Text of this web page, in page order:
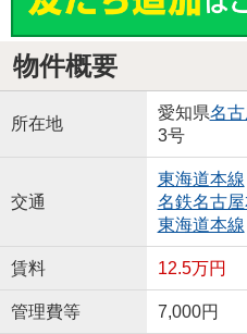
物件概要
所在地
愛知県名
3号
交通
東海道本線
名鉄名古
東海道本線
賃料 12.5万円
管理費等 7,000円